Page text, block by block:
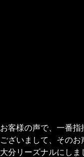
お客様の声で、一番
ございまして、その
大分リーズナルにしま